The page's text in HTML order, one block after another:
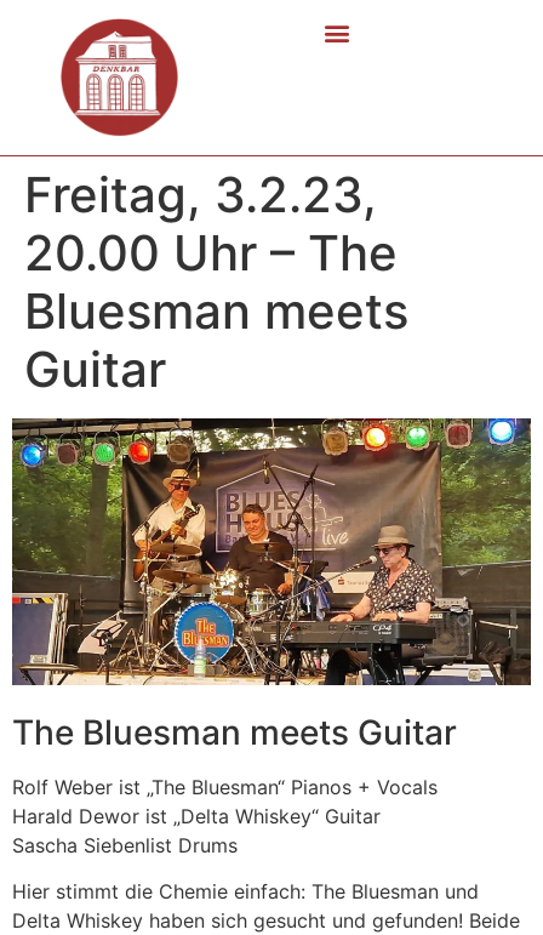
Freitag, 3.2.23,
20.00 Uhr – The
Bluesman meets
Guitar
The Bluesman meets Guitar
Rolf Weber ist „The Bluesman“ Pianos + Vocals
Harald Dewor ist „Delta Whiskey“ Guitar
Sascha Siebenlist Drums
Hier stimmt die Chemie einfach: The Bluesman und
Delta Whiskey haben sich gesucht und gefunden! Beide